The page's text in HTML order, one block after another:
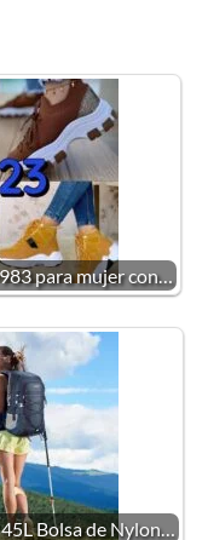
para mujer con…
Bolsa de Nylon…